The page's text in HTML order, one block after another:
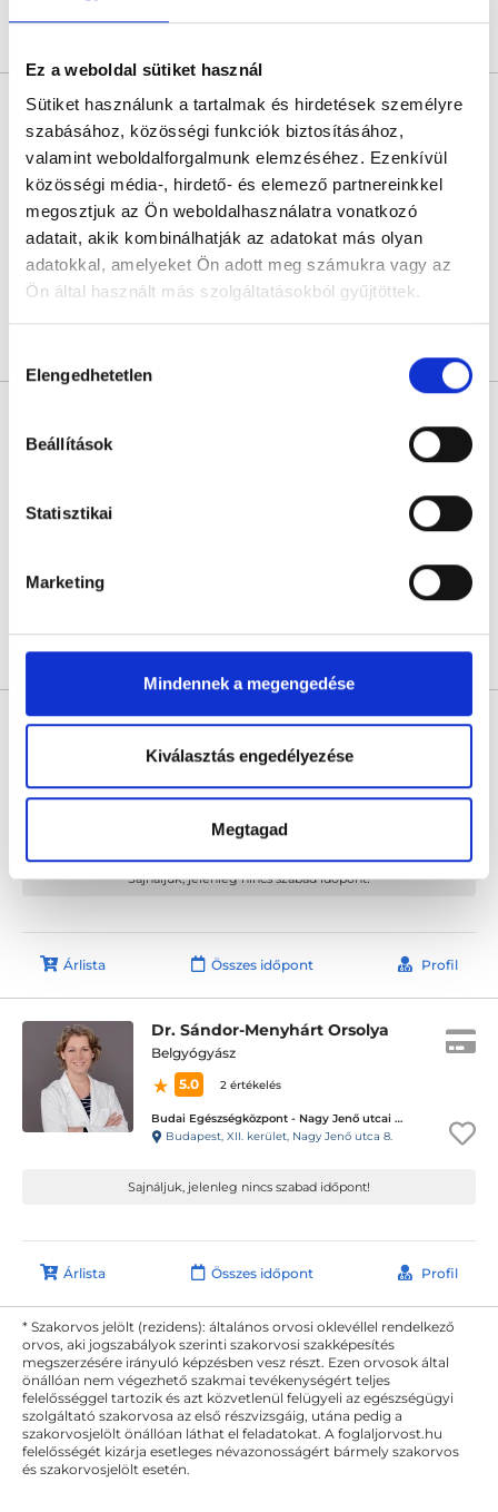
Ez a weboldal sütiket használ
Sütiket használunk a tartalmak és hirdetések személyre
szabásához, közösségi funkciók biztosításához,
valamint weboldalforgalmunk elemzéséhez. Ezenkívül
közösségi média-, hirdető- és elemező partnereinkkel
megosztjuk az Ön weboldalhasználatra vonatkozó
adatait, akik kombinálhatják az adatokat más olyan
adatokkal, amelyeket Ön adott meg számukra vagy az
Ön által használt más szolgáltatásokból gyűjtöttek.
szabályzat:https://foglaljorvost.hu/info/foglaljorvost-
kiválasztása
Elengedhetetlen
Beállítások
Statisztikai
Marketing
Mindennek a megengedése
Kiválasztás engedélyezése
Megtagad
Dr. Antonya Gábor
Belgyógyász
0.0
Budai Egészségközpont - Nagy Jenő utcai magánrendelők
Budapest, XII. kerület, Nagy Jenő utca 8.
Következő időpont: szeptember 02.
Árlista Összes időpont Profil
Dr. Ludányi Andrea
Belgyógyász
Budapest, XII. kerület, Alkotás utca 55-61. Hillside
Sajnáljuk, jelenleg nincs szabad időpont!
Árlista Összes időpont Profil
Dr. Sándor-Menyhárt Orsolya
Belgyógyász
5.0
2 értékelés
Budai Egészségközpont - Nagy Jenő utcai magánrendelők
Budapest, XII. kerület, Nagy Jenő utca 8.
Sajnáljuk, jelenleg nincs szabad időpont!
Árlista Összes időpont Profil
* Szakorvos jelölt (rezidens): általános orvosi oklevéllel rendelkező
orvos, aki jogszabályok szerinti szakorvosi szakképesítés
megszerzésére irányuló képzésben vesz részt. Ezen orvosok által
önállóan nem végezhető szakmai tevékenységért teljes
felelősséggel tartozik és azt közvetlenül felügyeli az egészségügyi
szolgáltató szakorvosa az első részvizsgáig, utána pedig a
szakorvosjelölt önállóan láthat el feladatokat. A foglaljorvost.hu
felelősségét kizárja esetleges névazonosságért bármely szakorvos
és szakorvosjelölt esetén.